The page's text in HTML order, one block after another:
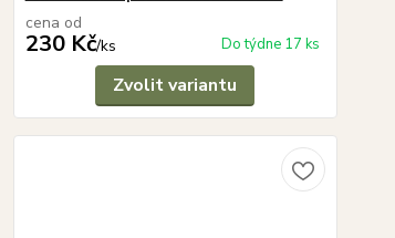
cena od
230 Kč/ks Do týdne 17 ks
Zvolit variantu